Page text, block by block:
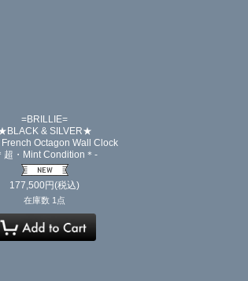
=BRILLIE=
& SILVER★
Octagon Wall Clock
超・Mint Condition＊-
177,500円(税込)
在庫数 1点